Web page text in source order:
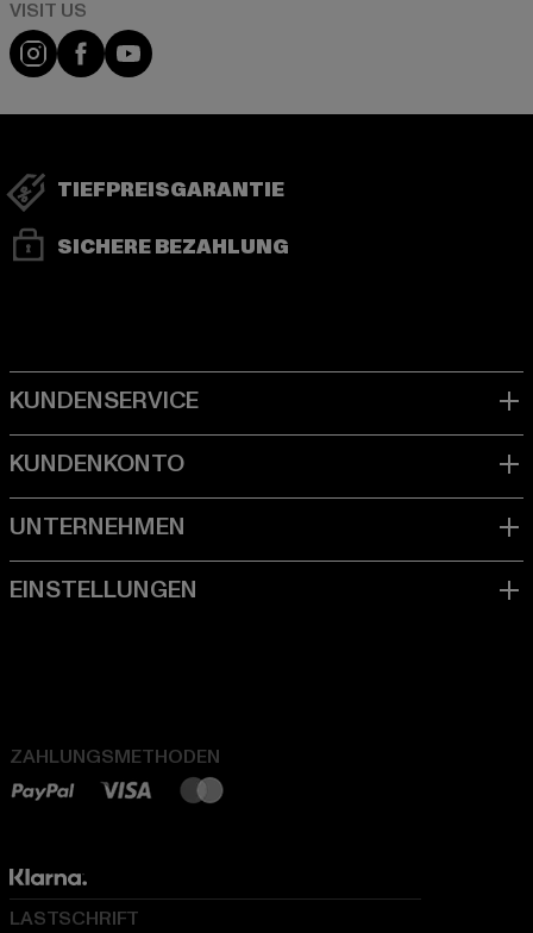
Visit our Instagram page:
Visit our Facebook page:
Visit our YouTube channel:
TIEFPREISGARANTIE
SICHERE BEZAHLUNG
ZAHLUNGSMETHODEN
LASTSCHRIFT